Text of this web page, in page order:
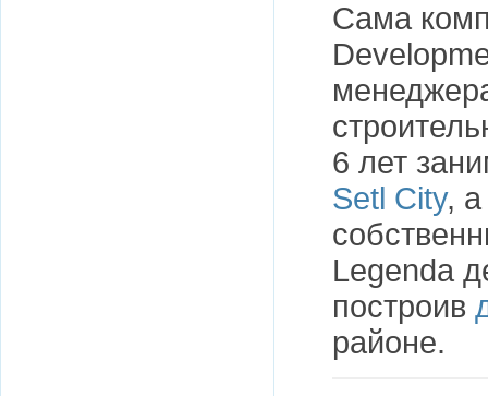
Сама
6 лет
Setl Сity, а
Legenda
построив
районе.